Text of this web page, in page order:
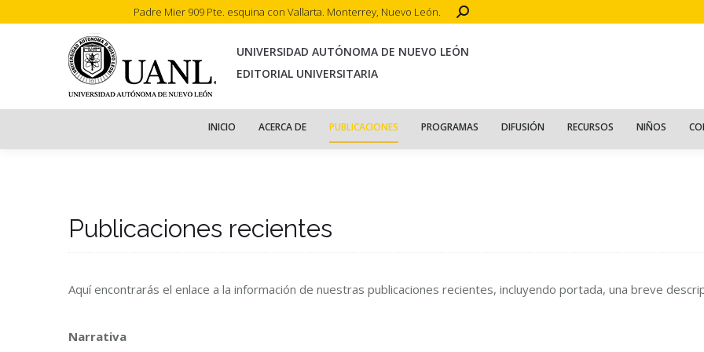
Padre Mier 909 Pte. esquina con Vallarta. Monterrey, Nuevo León. Search:
UNIVERSIDAD AUTÓNOMA DE NUEVO LEÓN
EDITORIAL UNIVERSITARIA
INICIO ACERCA DE PUBLICACIONES PROGRAMAS DIFUSIÓN RECURSOS NIÑOS
Publicaciones recientes
Aquí encontrarás el enlace a la información de nuestras publicaciones recientes, incluyendo portada, una breve
Narrativa
INICIO ACERCA DE PUBLICACIONES PROGRAMAS DIFUSIÓN